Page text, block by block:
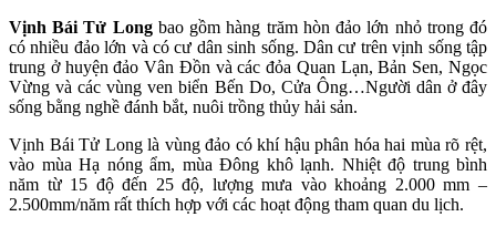
Vịnh Bái Tử Longbao gồm hàng trăm hòn đảo lớn nhỏ trong đó
có nhiều đảo lớn và có cư dân sinh sống. Dân cư trên vịnh sống tập
trung ở huyện đảo Vân Đồn và các đỏa Quan Lạn, Bản Sen, Ngọc
Vừng và các vùng ven biển Bến Do, Cửa Ông…Người dân ở đây
sống bằng nghề đánh bắt, nuôi trồng thủy hải sản.
Vịnh Bái Tử Long là vùng đảo có khí hậu phân hóa hai mùa rõ rệt,
vào mùa Hạ nóng ẩm, mùa Đông khô lạnh. Nhiệt độ trung bình
năm từ 15 độ đến 25 độ, lượng mưa vào khoảng 2.000 mm –
2.500mm/năm rất thích hợp với các hoạt động tham quan du lịch.